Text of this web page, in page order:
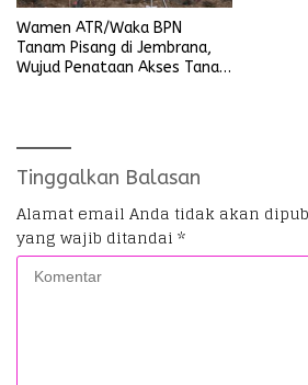
Wamen ATR/Waka BPN
Tanam Pisang di Jembrana,
Wujud Penataan Akses Tanah
Tinggalkan Balasan
Alamat email Anda tidak akan
yang wajib ditandai *